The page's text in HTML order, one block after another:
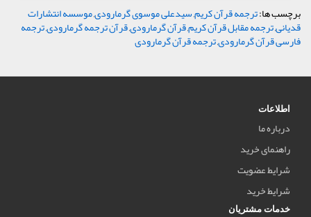
برچسب ها:ترجمه قرآن کریم,سیدعلی موسوی گرمارودی,موسسه انتشارات
قدیانی,ترجمه مقابل قرآن کریم,قرآن گرمارودی,قرآن ترجمه گرمارودی,ترجمه
فارسی قرآن گرمارودی,ترجمه قرآن گرمارودی
اطلاعات
درباره ما
راهنمای خرید
شرایط عضویت
شرایط خرید
خدمات مشتریان